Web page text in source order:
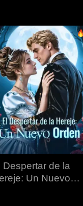
Despertar de la
Un Nuevo